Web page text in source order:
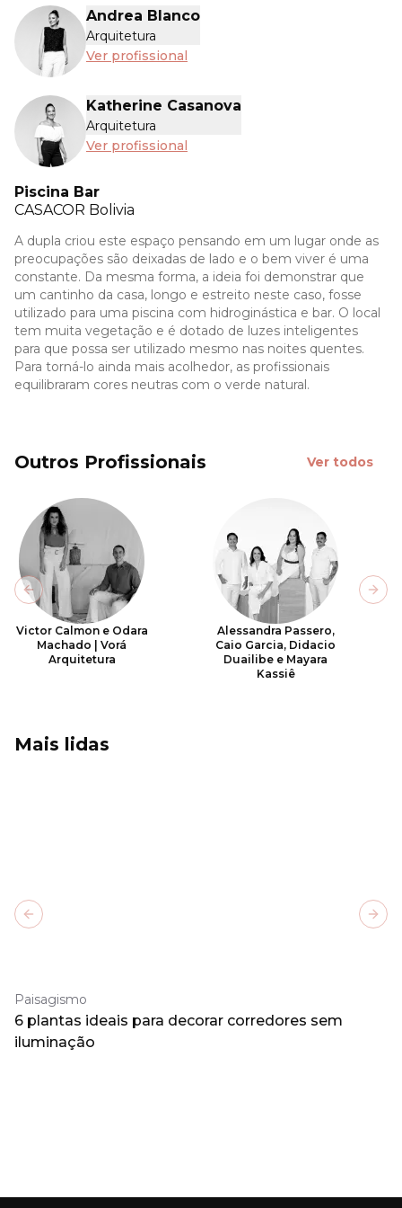
Andrea Blanco
Arquitetura
Ver profissional
Katherine Casanova
Arquitetura
Ver profissional
Piscina Bar
CASACOR Bolivia
A dupla criou este espaço pensando em um lugar onde as
preocupações são deixadas de lado e o bem viver é uma
constante. Da mesma forma, a ideia foi demonstrar que
um cantinho da casa, longo e estreito neste caso, fosse
utilizado para uma piscina com hidroginástica e bar. O local
tem muita vegetação e é dotado de luzes inteligentes
para que possa ser utilizado mesmo nas noites quentes.
Para torná-lo ainda mais acolhedor, as profissionais
equilibraram cores neutras com o verde natural.
Outros Profissionais Ver todos
Victor Calmon e Odara
Machado | Vorá
Arquitetura
Alessandra Passero,
Caio Garcia, Didacio
Duailibe e Mayara
Kassiê
Previous slide
Mais lidas
Paisagismo
6 plantas ideais para decorar corredores sem
iluminação
Previous slide